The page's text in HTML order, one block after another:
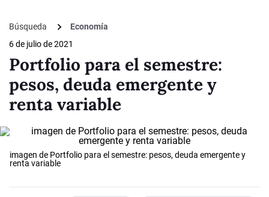
Búsqueda
Economía
6 de julio de 2021
Portfolio para el semestre:
pesos, deuda emergente y
renta variable
imagen de Portfolio para el semestre: pesos, deuda emergente y
renta variable